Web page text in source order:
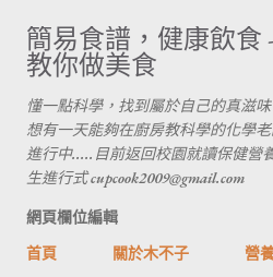
跳到主要
簡易食譜，健康飲食
教你做美食
懂一點科學，找到屬於自己的真滋
想有一天能夠在廚房教科學的化學
進行中.....目前返回校園就讀保健營
生進行式 cupcook2009@gmail.com
網頁欄位編輯
首頁
關於木不子 營